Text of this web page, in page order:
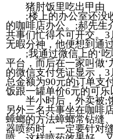
猪肘饭里吃出甲由
;楼上的办公室还没
的咖啡店办公。;郝先生
共事们忙得不可开交。
无暇分神，他便想到通
;我通过微信上的‘吃
平台，而后在一家叫做‘
的微信支付凭证显示，
总金额为90元的订单支
饭跟一罐单价6元的可乐
半小时后，外卖被;
另外三名共事坐在咖啡
蟑螂的方法蟑螂常钻缝
器喷药时，一定要针对